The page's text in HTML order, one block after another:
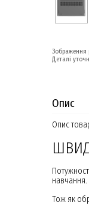
Зображення
Деталі
Опис
Опис
Тож як